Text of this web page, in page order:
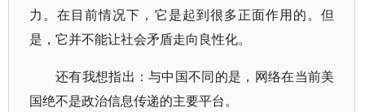
力。在目前情况下，它是起到很多正面作用的。但
是，它并不能让社会矛盾走向良性化。
还有我想指出：与中国不同的是，网络在当前美
国绝不是政治信息传递的主要平台。